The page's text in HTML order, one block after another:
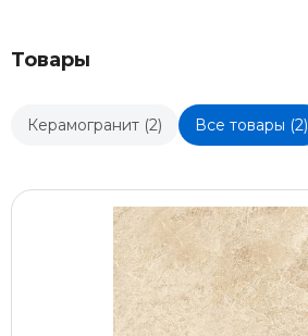
Товары
Керамогранит (2) Все товары (2)